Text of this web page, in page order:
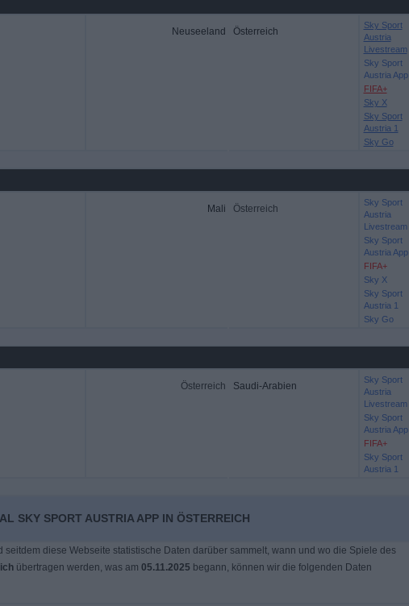
Neuseeland Österreich
Sky Sport
Austria
Livestream
Sky Sport
Austria App
FIFA+
Sky X
Sky Sport
Austria 1
Sky Go
Mali Österreich
Sky Sport
Austria
Livestream
Sky Sport
Austria App
FIFA+
Sky X
Sky Sport
Austria 1
Sky Go
Österreich Saudi-Arabien
Sky Sport
Austria
Livestream
Sky Sport
Austria App
FIFA+
Sky Sport
Austria 1
SKY SPORT AUSTRIA APP IN ÖSTERREICH
seitdem diese Webseite statistische Daten darüber sammelt, wann und wo die Spiele des
übertragen werden, was am 05.11.2025 begann, können wir die folgenden Daten